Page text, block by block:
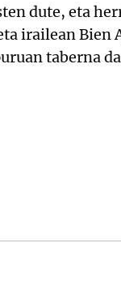
dute, eta
irailean Bien
taberna